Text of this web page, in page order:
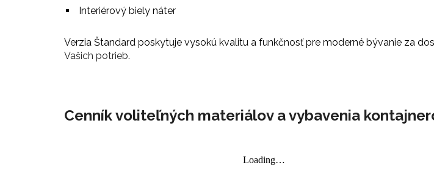
Interiérový biely náter
Verzia Štandard poskytuje vysokú kvalitu a funkčnosť pre moderné bývanie za
Vašich potrieb.
Cenník voliteľných materiálov a vybavenia